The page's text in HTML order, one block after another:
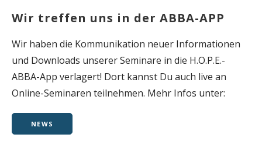
h
h
:
Wir treffen uns in der ABBA-APP
Wir haben die Kommunikation neuer Informationen
und Downloads unserer Seminare in die H.O.P.E.-
ABBA-App verlagert! Dort kannst Du auch live an
Online-Seminaren teilnehmen. Mehr Infos unter:
NEWS